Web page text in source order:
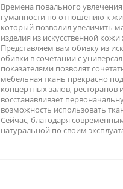
Времена повального
гуманности по отношению к
который позволил увеличить
изделия из искусственной
Представляем вам обивку из
обивки в сочетании с
показателями позволят
мебельная ткань прекрасно
концертных залов, ресторанов
восстанавливает
возможность использовать
Сейчас, благодаря
натуральной по своим